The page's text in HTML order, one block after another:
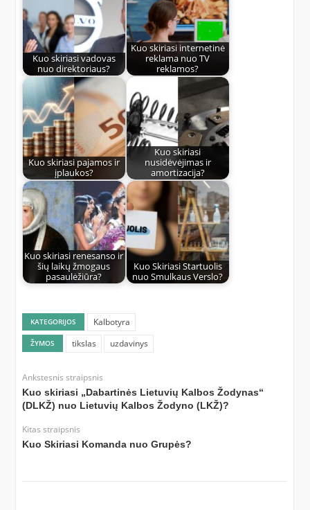
Kuo skiriasi vadovas
nuo direktoriaus?
Kuo skiriasi internetinė
reklama nuo TV
reklamos?
Kuo skiriasi pajamos ir
įplaukos?
Kuo skiriasi
nusidėvėjimas ir
amortizacija?
Kuo skiriasi renesanso ir
šių laikų žmogaus
pasaulėžiūra?
Kuo Skiriasi Startuolis
nuo Smulkaus Verslo?
KATEGORIJOS Kalbotyra
ŽYMOS tikslas uzdavinys
Ankstesnis straipsnis
Kuo skiriasi „Dabartinės Lietuvių Kalbos Žodynas“
(DLKŽ) nuo Lietuvių Kalbos Žodyno (LKŽ)?
Kitas straipsnis
Kuo Skiriasi Komanda nuo Grupės?